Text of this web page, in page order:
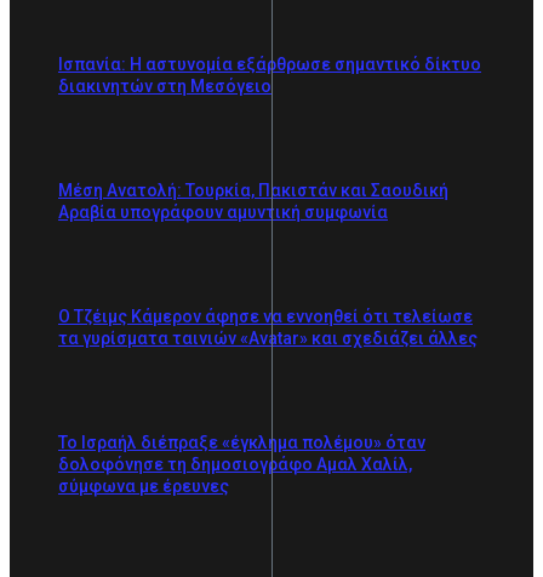
Ισπανία: Η αστυνομία εξάρθρωσε σημαντικό δίκτυο
διακινητών στη Μεσόγειο
Μέση Ανατολή: Τουρκία, Πακιστάν και Σαουδική
Αραβία υπογράφουν αμυντική συμφωνία
Ο Τζέιμς Κάμερον άφησε να εννοηθεί ότι τελείωσε
τα γυρίσματα ταινιών «Avatar» και σχεδιάζει άλλες
Το Ισραήλ διέπραξε «έγκλημα πολέμου» όταν
δολοφόνησε τη δημοσιογράφο Αμαλ Χαλίλ,
σύμφωνα με έρευνες